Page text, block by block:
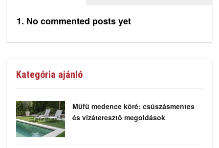
No commented posts yet
Kategória ajánló
Műfű medence köré: csúszásmentes
és vízáteresztő megoldások